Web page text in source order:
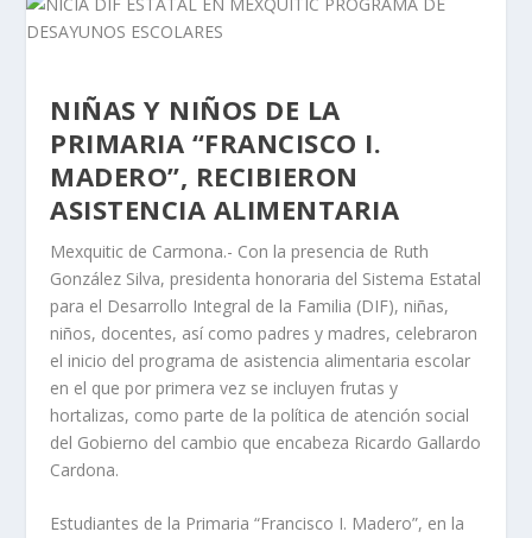
NIÑAS Y NIÑOS DE LA
PRIMARIA “FRANCISCO I.
MADERO”, RECIBIERON
ASISTENCIA ALIMENTARIA
Mexquitic de Carmona.- Con la presencia de Ruth
González Silva, presidenta honoraria del Sistema Estatal
para el Desarrollo Integral de la Familia (DIF), niñas,
niños, docentes, así como padres y madres, celebraron
el inicio del programa de asistencia alimentaria escolar
en el que por primera vez se incluyen frutas y
hortalizas, como parte de la política de atención social
del Gobierno del cambio que encabeza Ricardo Gallardo
Cardona.
Estudiantes de la Primaria “Francisco I. Madero”, en la